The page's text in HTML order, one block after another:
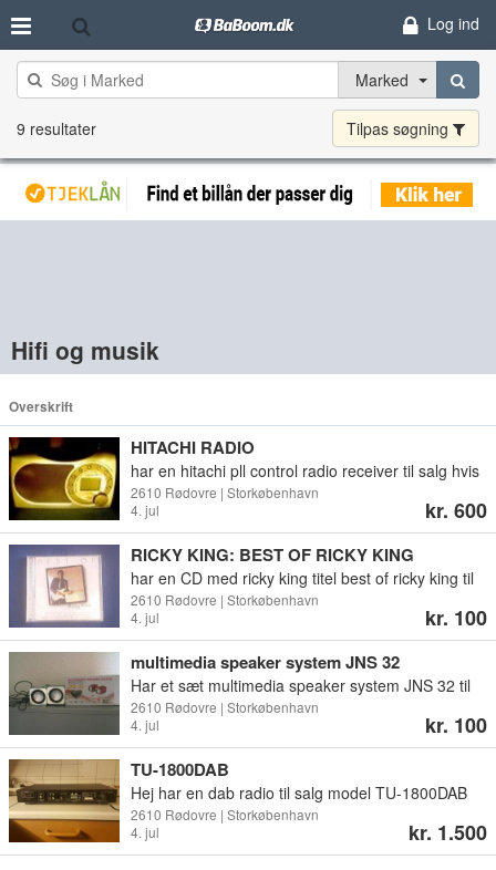
Log ind
Marked
9 resultater Tilpas søgning
Hifi og musik
Overskrift
HITACHI RADIO
har en hitachi pll control radio receiver til salg hvis
prisen er for meget KOM MED ET BUD PÅ DEN
2610 Rødovre | Storkøbenhavn
4. jul
kr. 600
RICKY KING: BEST OF RICKY KING
har en CD med ricky king titel best of ricky king til
salg er ikke pakket ud i nu
2610 Rødovre | Storkøbenhavn
4. jul
kr. 100
multimedia speaker system JNS 32
Har et sæt multimedia speaker system JNS 32 til
salg BUD MODTAGES
2610 Rødovre | Storkøbenhavn
4. jul
kr. 100
TU-1800DAB
Hej har en dab radio til salg model TU-1800DAB
BUD MODTAGERES tag i mod MobilPay men
sender den ikke
2610 Rødovre | Storkøbenhavn
4. jul
kr. 1.500